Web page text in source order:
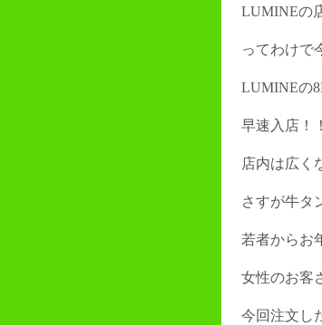
LUMINEの
ってわけで
LUMINEの
早速入店！！
店内は広く
さすが牛タ
若者からお
女性のお客
今回注文し